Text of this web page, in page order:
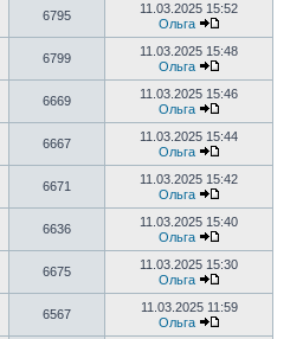
6795
11.03.2025 15:52
Ольга
6799
11.03.2025 15:48
Ольга
6669
11.03.2025 15:46
Ольга
6667
11.03.2025 15:44
Ольга
6671
11.03.2025 15:42
Ольга
6636
11.03.2025 15:40
Ольга
6675
11.03.2025 15:30
Ольга
6567
11.03.2025 11:59
Ольга